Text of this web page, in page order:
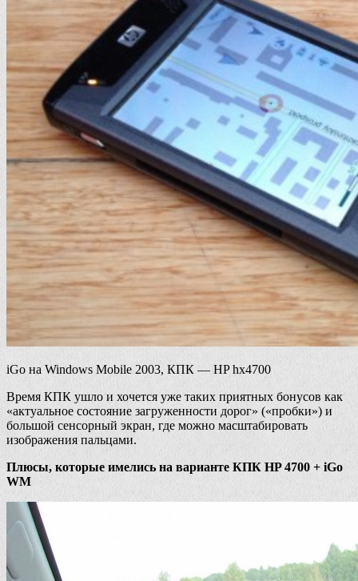
iGo на Windows Mobile 2003, КПК — HP hx4700
Время КПК ушло и хочется уже таких приятных бонусов как
«актуальное состояние загруженности дорог» («пробки») и
большой сенсорный экран, где можно масштабировать
изображения пальцами.
Плюсы, которые имелись на варианте КПК HP 4700 + iGo
WM